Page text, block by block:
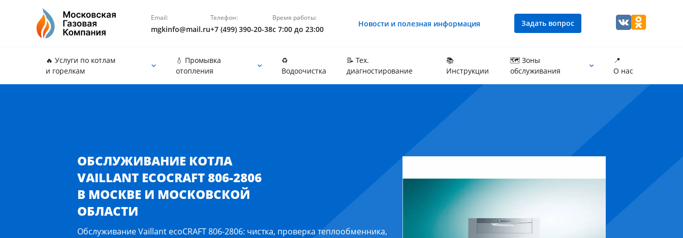
Email:
mgkinfo@mail.ru
Телефон:
+7 (499) 390-20-38
Время работы:
с 7:00 до 23:00
Новости и полезная информация Задать вопрос
🔥 Услуги по котлам
и горелкам
💧 Промывка
отопления
♻️
Водоочистка
📝 Тех.
диагностирование
📚
Инструкции
🗺 Зоны
обслуживания
📍
О нас
ОБСЛУЖИВАНИЕ КОТЛА
VAILLANT ECOCRAFT 806-2806
В МОСКВЕ И МОСКОВСКОЙ
ОБЛАСТИ
Обслуживание Vaillant ecoCRAFT 806-2806: чистка, проверка теплообменника,